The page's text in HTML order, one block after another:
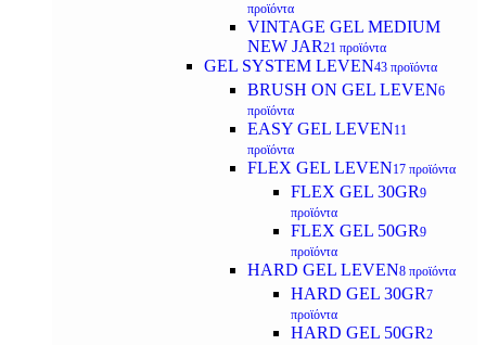
προϊόντα
VINTAGE GEL MEDIUM
NEW JAR21 προϊόντα
GEL SYSTEM LEVEN43 προϊόντα
BRUSH ON GEL LEVEN6
προϊόντα
EASY GEL LEVEN11
προϊόντα
FLEX GEL LEVEN17 προϊόντα
FLEX GEL 30GR9
προϊόντα
FLEX GEL 50GR9
προϊόντα
HARD GEL LEVEN8 προϊόντα
HARD GEL 30GR7
προϊόντα
HARD GEL 50GR2